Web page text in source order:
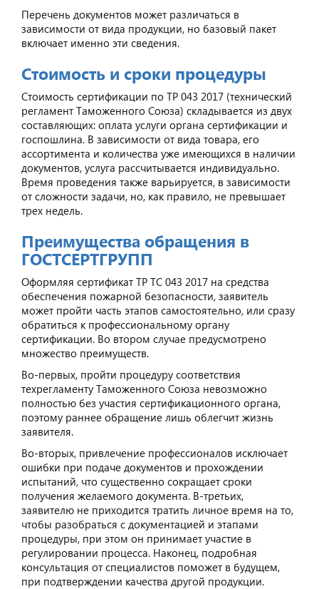
Перечень документов может различаться в
зависимости от вида продукции, но базовый пакет
включает именно эти сведения.
Стоимость и сроки процедуры
Стоимость сертификации по ТР 043 2017 (технический
регламент Таможенного Союза) складывается из двух
составляющих: оплата услуги органа сертификации и
госпошлина. В зависимости от вида товара, его
ассортимента и количества уже имеющихся в наличии
документов, услуга рассчитывается индивидуально.
Время проведения также варьируется, в зависимости
от сложности задачи, но, как правило, не превышает
трех недель.
Преимущества обращения в
ГОСТСЕРТГРУПП
Оформляя сертификат ТР ТС 043 2017 на средства
обеспечения пожарной безопасности, заявитель
может пройти часть этапов самостоятельно, или сразу
обратиться к профессиональному органу
сертификации. Во втором случае предусмотрено
множество преимуществ.
Во-первых, пройти процедуру соответствия
техрегламенту Таможенного Союза невозможно
полностью без участия сертификационного органа,
поэтому раннее обращение лишь облегчит жизнь
заявителя.
Во-вторых, привлечение профессионалов исключает
ошибки при подаче документов и прохождении
испытаний, что существенно сокращает сроки
получения желаемого документа. В-третьих,
заявителю не приходится тратить личное время на то,
чтобы разобраться с документацией и этапами
процедуры, при этом он принимает участие в
регулировании процесса. Наконец, подробная
консультация от специалистов поможет в будущем,
при подтверждении качества другой продукции.